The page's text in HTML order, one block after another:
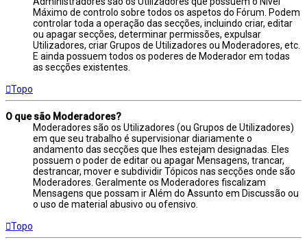
Máximo de controlo sobre todos os aspetos do Fórum. Podem
controlar toda a operação das secções, incluindo criar, editar
ou apagar secções, determinar permissões, expulsar
Utilizadores, criar Grupos de Utilizadores ou Moderadores, etc.
E ainda possuem todos os poderes de Moderador em todas
as secções existentes.
Topo
O que são Moderadores?
Moderadores são os Utilizadores (ou Grupos de Utilizadores)
em que seu trabalho é supervisionar diariamente o
andamento das secções que lhes estejam designadas. Eles
possuem o poder de editar ou apagar Mensagens, trancar,
destrancar, mover e subdividir Tópicos nas secções onde são
Moderadores. Geralmente os Moderadores fiscalizam
Mensagens que possam ir Além do Assunto em Discussão ou
o uso de material abusivo ou ofensivo.
Topo